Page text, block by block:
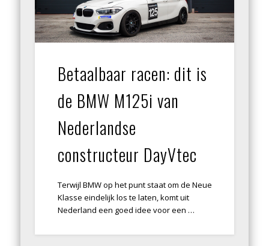
Betaalbaar racen: dit is
de BMW M125i van
Nederlandse
constructeur DayVtec
Terwijl BMW op het punt staat om de Neue
Klasse eindelijk los te laten, komt uit
Nederland een goed idee voor een …